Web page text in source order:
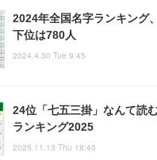
2024年全国名字ランキング
下位は780人
2024.4.30 Tue 9:45
24位「七五三掛」なんて読
ランキング2025
2025.11.13 Thu 18:45